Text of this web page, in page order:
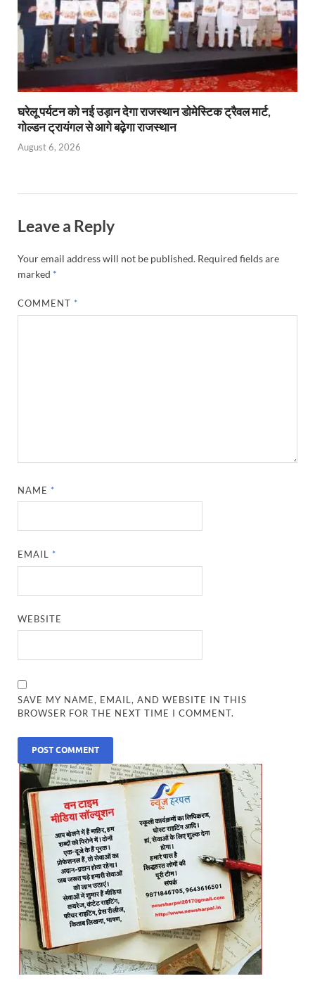
घरेलू पर्यटन को नई उड़ान देगा राजस्थान डोमेस्टिक ट्रैवल मार्ट,
गोल्डन ट्रायंगल से आगे बढ़ेगा राजस्थान
August 6, 2026
Leave a Reply
Your email address will not be published. Required fields are
marked *
COMMENT *
NAME *
EMAIL *
WEBSITE
SAVE MY NAME, EMAIL, AND WEBSITE IN THIS
BROWSER FOR THE NEXT TIME I COMMENT.